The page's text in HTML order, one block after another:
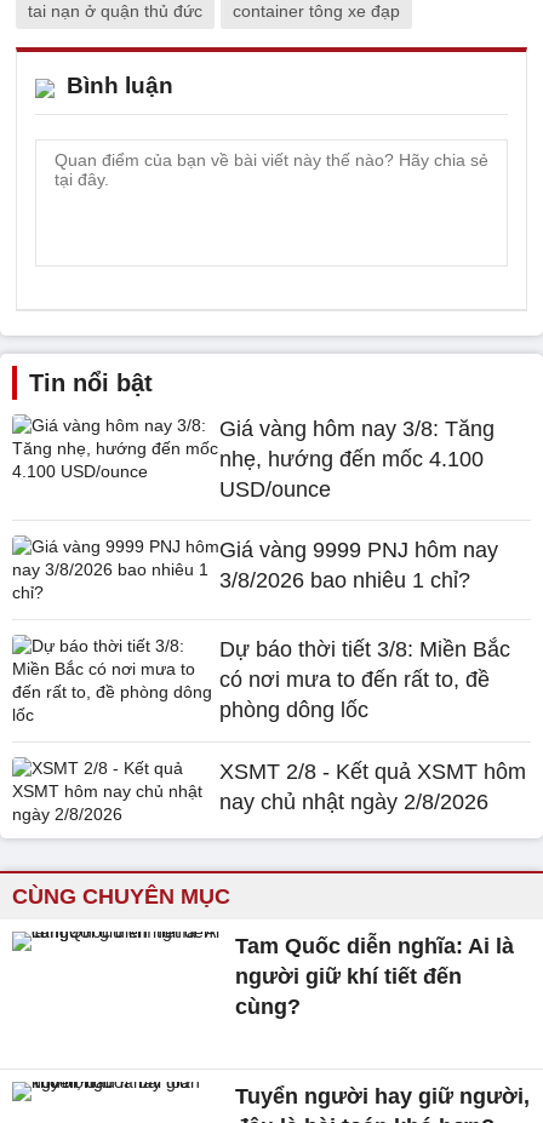
tai nạn ở quận thủ đức container tông xe đạp
Bình luận
Tin nổi bật
Giá vàng hôm nay 3/8: Tăng
nhẹ, hướng đến mốc 4.100
USD/ounce
Giá vàng 9999 PNJ hôm nay
3/8/2026 bao nhiêu 1 chỉ?
Dự báo thời tiết 3/8: Miền Bắc
có nơi mưa to đến rất to, đề
phòng dông lốc
XSMT 2/8 - Kết quả XSMT hôm
nay chủ nhật ngày 2/8/2026
CÙNG CHUYÊN MỤC
Tam Quốc diễn nghĩa: Ai là
người giữ khí tiết đến
cùng?
Tuyển người hay giữ người,